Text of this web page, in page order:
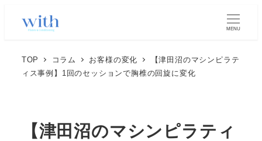
MENU
TOP コラム お客様の変化
【津田沼のマシンピラテ
ィス事例】1回のセッションで胸椎の回旋に変化
【津田沼のマシンピラティ